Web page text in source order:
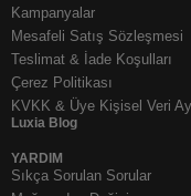
Kampanyalar
Mesafeli Satış Sözleşmesi
Teslimat & İade Koşulları
Çerez Politikası
KVKK & Üye Kişisel Veri
Luxia Blog
YARDIM
Sıkça Sorulan Sorular